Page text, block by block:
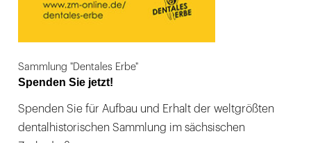
Sammlung "Dentales Erbe"
Spenden Sie jetzt!
Spenden Sie für Aufbau und Erhalt der weltgrößten
dentalhistorischen Sammlung im sächsischen